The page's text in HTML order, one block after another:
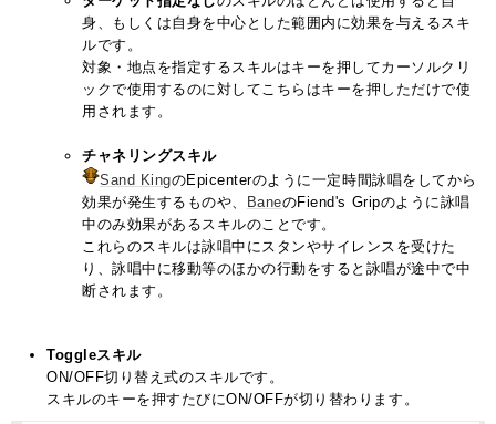
身、もしくは自身を中心とした範囲内に効果を与えるスキ
ルです。
対象・地点を指定するスキルはキーを押してカーソルクリ
ックで使用するのに対してこちらはキーを押しただけで使
用されます。
チャネリングスキル
Sand KingのEpicenterのように一定時間詠唱をしてから
効果が発生するものや、
BaneのFiend's Gripのように詠唱
中のみ効果があるスキルのことです。
これらのスキルは詠唱中にスタンやサイレンスを受けた
り、詠唱中に移動等のほかの行動をすると詠唱が途中で中
断されます。
Toggleスキル
ON/OFF切り替え式のスキルです。
スキルのキーを押すたびにON/OFFが切り替わります。